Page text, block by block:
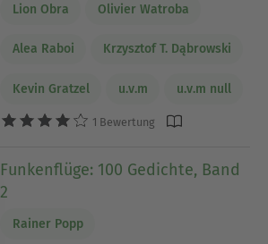
Lion Obra Olivier Watroba
Alea Raboi Krzysztof T. Dąbrowski
Kevin Gratzel u.v.m u.v.m null
1 Bewertung
Funkenflüge: 100 Gedichte, Band
2
Rainer Popp